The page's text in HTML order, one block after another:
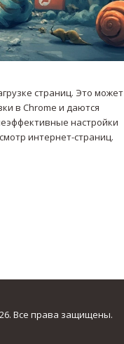
страниц. Это может
в Chrome и даются
настройки
интернет-страниц.
Все права защищены.